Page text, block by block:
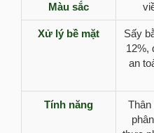
Màu sắc
Xử lý bề mặt
Sấy
12%,
an
Tính năng